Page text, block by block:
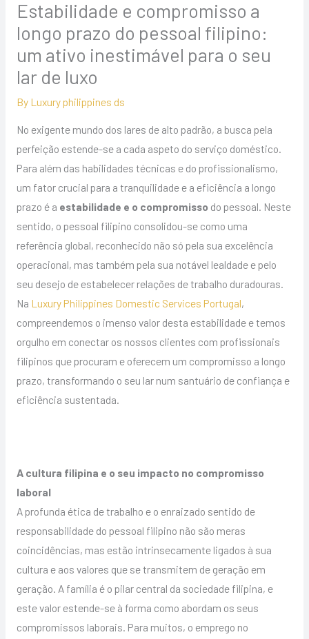
Estabilidade e compromisso a
longo prazo do pessoal filipino:
um ativo inestimável para o seu
lar de luxo
By Luxury philippines ds
No exigente mundo dos lares de alto padrão, a busca pela
perfeição estende-se a cada aspeto do serviço doméstico.
Para além das habilidades técnicas e do profissionalismo,
um fator crucial para a tranquilidade e a eficiência a longo
prazo é a estabilidade e o compromisso do pessoal. Neste
sentido, o pessoal filipino consolidou-se como uma
referência global, reconhecido não só pela sua excelência
operacional, mas também pela sua notável lealdade e pelo
seu desejo de estabelecer relações de trabalho duradouras.
Na Luxury Philippines Domestic Services Portugal,
compreendemos o imenso valor desta estabilidade e temos
orgulho em conectar os nossos clientes com profissionais
filipinos que procuram e oferecem um compromisso a longo
prazo, transformando o seu lar num santuário de confiança e
eficiência sustentada.
A cultura filipina e o seu impacto no compromisso
laboral
A profunda ética de trabalho e o enraizado sentido de
responsabilidade do pessoal filipino não são meras
coincidências, mas estão intrinsecamente ligados à sua
cultura e aos valores que se transmitem de geração em
geração. A família é o pilar central da sociedade filipina, e
este valor estende-se à forma como abordam os seus
compromissos laborais. Para muitos, o emprego no